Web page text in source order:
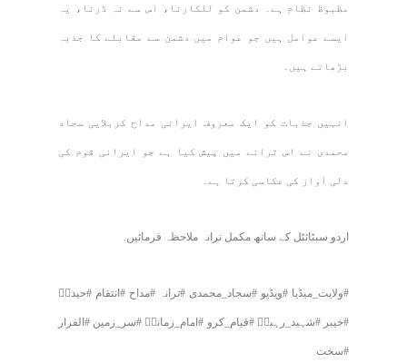
مظبوظ نظام ہے۔ دشمن کو للکارنا، اس سے نہ ڈرنا، یہ
ایسے عوامل ہیں جو عوام میں دشمن سے مقابلے کا جذبہ
بڑھاتے ہیں۔
انہیں جذبات کو ایک معروف ایرانی مداح کربلایی سجاد
محمدی نے اس ترانے میں پیش کیا ہے جو ایرانی قوم کی
دلی آواز کی عکاسی کرتا ہے۔
اردو سبٹائٹل کے ساتھ مکمل ترانہ ملاحظہ فرمائیں.
#ولایت_میڈیا #ویڈیو #سجاد_محمدی #ترانہ #مداح #انتقام #حیدرؑ
#خیبر #شہید_رہبرؒ #قیام_کرو #امام_زمانہؑ #سر_زمین #الفرار
#سخت